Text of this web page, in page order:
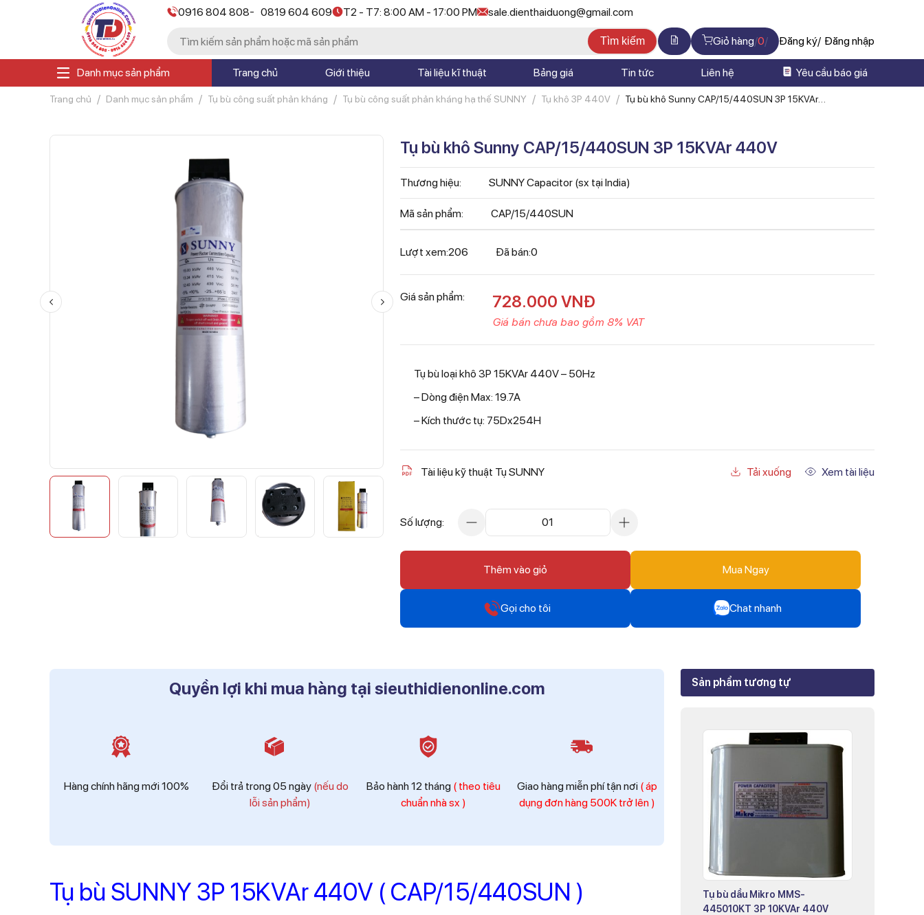
0916 804 808- 0819 604 609 T2 - T7: 8:00 AM - 17:00 PM sale.dienthaiduong@gmail.com
Tìm kiếm Giỏ hàng 0 Đăng ký Đăng nhập
Danh mục sản phẩm Trang chủ Giới thiệu Tài liệu kĩ thuật Bảng giá Tin tức Liên hệ Yêu cầu báo giá
Trang chủ Danh mục sản phẩm Tụ bù công suất phản kháng Tụ bù công suất phản kháng hạ thế SUNNY Tụ khô 3P 440V
Tụ bù khô Sunny CAP/15/440SUN 3P 15KVAr
Tụ bù khô Sunny CAP/15/440SUN 3P 15KVAr 440V
Thương hiệu: SUNNY Capacitor (sx tại India)
Mã sản phẩm: CAP/15/440SUN
Lượt xem:206 Đã bán:0
Giá sản phẩm: 728.000 VNĐ
Giá bán chưa bao gồm 8% VAT
Tụ bù loại khô 3P 15KVAr 440V – 50Hz
– Dòng điện Max: 19.7A
– Kích thước tụ: 75Dx254H
Tài liệu kỹ thuật Tụ SUNNY Tải xuống Xem tài liệu
Số lượng: 01
Thêm vào giỏ Mua Ngay
Gọi cho tôi
0912 607 808
Hotline
Chat nhanh
Mr Trâm - Điện Thái Dương
Zalo
Ms Hồng - Điện Thái Dương
Quyền lợi khi mua hàng tại sieuthidienonline.com
Hàng chính hãng mới 100% Đổi trả trong 05 ngày (nếu do
lỗi sản phẩm)
Bảo hành 12 tháng ( theo tiêu
chuẩn nhà sx )
Giao hàng miễn phí tận nơi ( áp
dụng đơn hàng 500K trở lên )
Tụ bù SUNNY 3P 15KVAr 440V ( CAP/15/440SUN )
Sản phẩm tương tự
Tụ bù dầu Mikro MMS-
445010KT 3P 10KVAr 440V